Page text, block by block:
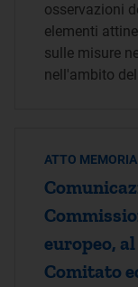
osservazioni
elementi
sulle misure
nell'ambito
ATTO
europeo,
Comitato